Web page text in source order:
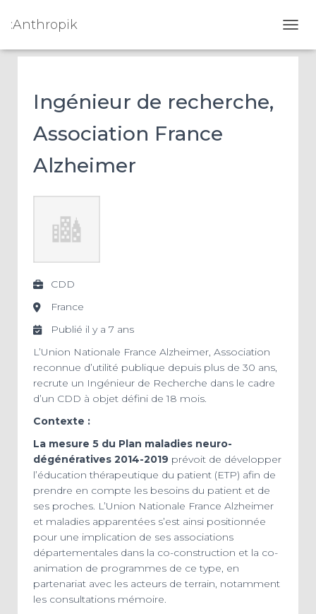
:Anthropik
Ingénieur de recherche,
Association France
Alzheimer
CDD
France
Publié il y a 7 ans
L’Union Nationale France Alzheimer, Association
reconnue d’utilité publique depuis plus de 30 ans,
recrute un Ingénieur de Recherche dans le cadre
d’un CDD à objet défini de 18 mois.
Contexte :
La mesure 5 du Plan maladies neuro-
dégénératives 2014-2019 prévoit de développer
l’éducation thérapeutique du patient (ETP) afin de
prendre en compte les besoins du patient et de
ses proches. L’Union Nationale France Alzheimer
et maladies apparentées s’est ainsi positionnée
pour une implication de ses associations
départementales dans la co-construction et la co-
animation de programmes de ce type, en
partenariat avec les acteurs de terrain, notamment
les consultations mémoire.